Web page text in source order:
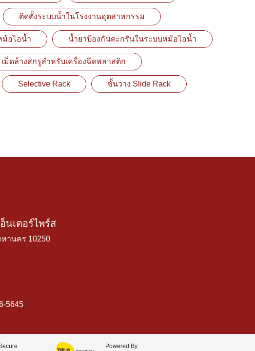
ติดตั้งระบบน้ำในโรงงานอุตสาหกรรม
ม้อไอน้ำ น้ำยาป้องกันตะกรันในระบบหม้อไอน้ำ
เม็ดล้างสกรูสำหรับเครื่องฉีดพลาสติก
Selective Rack ชั้นวาง Slide Rack
นเตอร์ไพร์ส
หานคร 10250
5645
Powered By